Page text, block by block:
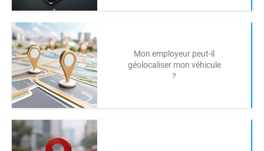
Mon employeur peut-il
géolocaliser mon véhicule
?